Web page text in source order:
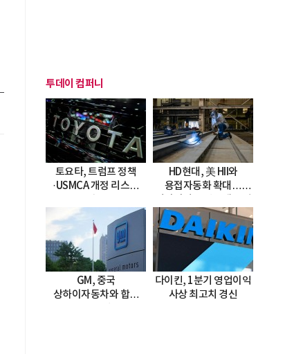
투데이 컴퍼니
토요타, 트럼프 정책
·USMCA 개정 리스크
HD현대, 美 HII와
용접자동화 확대…
도입
GM, 중국
상하이자동차와 합작
다이킨, 1분기 영업이익
사상 최고치 경신